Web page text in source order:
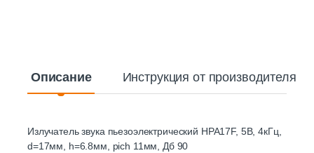
Описание Инструкция от производителя
Излучатель звука пьезоэлектрический HPA17F, 5В, 4кГц,
d=17мм, h=6.8мм, pich 11мм, Дб 90